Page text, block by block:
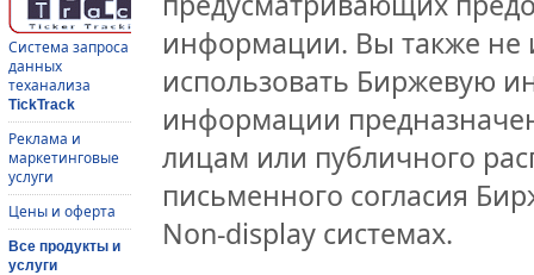
Система запроса
данных
теханализа
TickTrack
Реклама и
маркетинговые
услуги
Цены и оферта
Все продукты и
услуги
информации. Вы также не
использовать Биржевую
информации
лицам или публичного
письменного согласия
Non-display системах.